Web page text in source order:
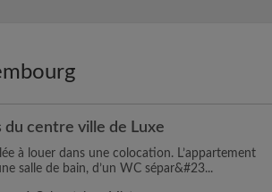
du centre ville de Luxe
à louer dans une colocation. L’appartement
salle de bain, d’un WC sépar&#23...